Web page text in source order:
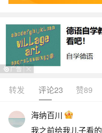
就这个问题给大家做一
一、生意不好如何快
生意不好时，想
方法：1.摆放财神爷：
财、聚财的功效。根据
入。2.利用水晶能量：
转发 评论23 赞89
海纳百川
我之前给我儿子看